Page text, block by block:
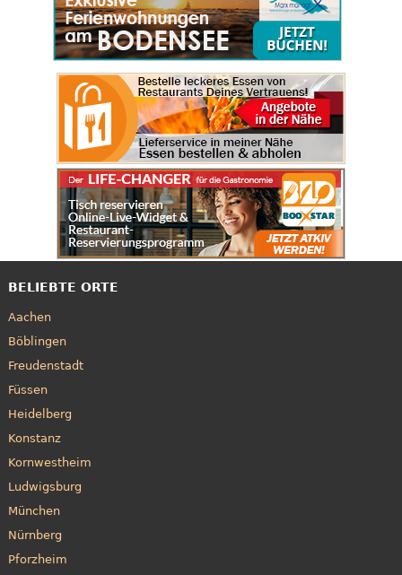
BELIEBTE ORTE
Aachen
Böblingen
Freudenstadt
Füssen
Heidelberg
Konstanz
Kornwestheim
Ludwigsburg
München
Nürnberg
Pforzheim